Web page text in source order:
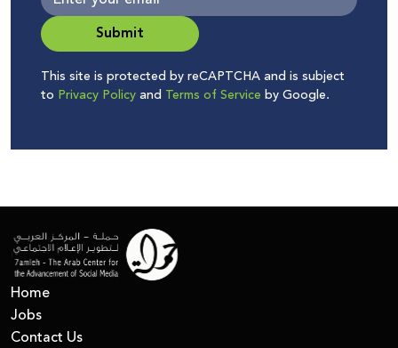
Submit
This site is protected by reCAPTCHA and is subject
to Privacy Policyand Terms of Service by Google.
Home
Jobs
Contact Us